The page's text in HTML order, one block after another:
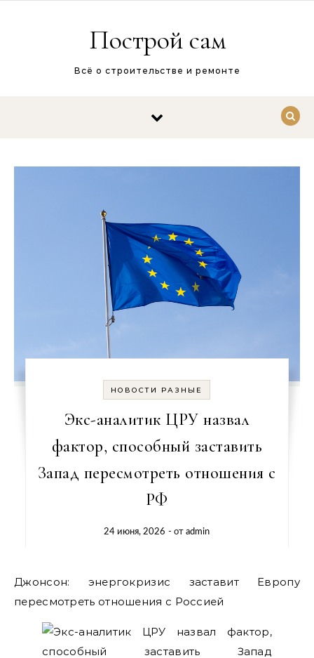
Построй сам
Всё о строительстве и ремонте
НОВОСТИ РАЗНЫЕ
Экс-аналитик ЦРУ назвал
фактор, способный заставить
Запад пересмотреть отношения с
РФ
24 июня, 2026 - отadmin
Джонсон: энергокризис заставит Европу
пересмотреть отношения с Россией